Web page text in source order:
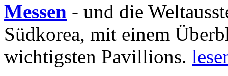
Messen - und die
Südkorea, mit einem
wichtigsten Pavillions.